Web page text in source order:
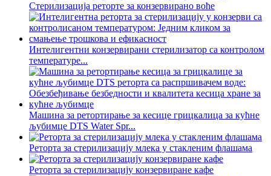
Стерилизација реторте за конзервирано воће
Интелигентни конзервирани стерилизатор са контролом
температуре...
Машина за ретортирање за кесице грицкалица за кућне
љубимце DTS Water Spr...
Реторта за стерилизацију млека у стакленим флашама
Реторта за стерилизацију конзервиране кафе